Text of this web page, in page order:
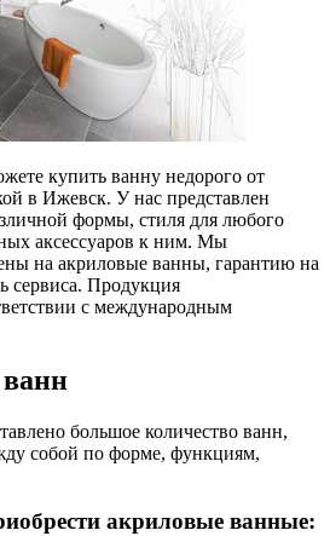
купить ванну недорого от
в Ижевск. У нас представлен
формы, стиля для любого
аксессуаров к ним. Мы
на акриловые ванны, гарантию на
сервиса. Продукция
с международным
большое количество ванн,
собой по форме, функциям,
акриловые ванные: